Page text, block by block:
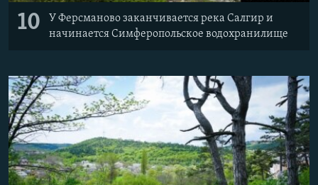
10
У Ферсманово заканчивается река Салгир и
начинается Симферопольское водохранилище